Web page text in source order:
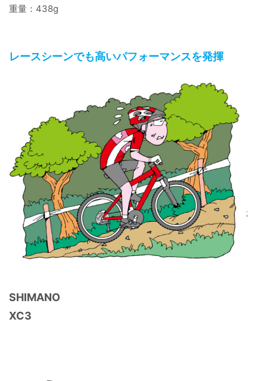
重量：438g
レースシーンでも高いパフォーマンスを発揮
SHIMANO
XC3